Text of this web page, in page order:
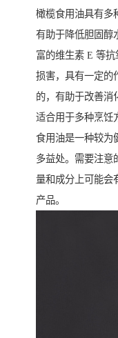
橄榄食用油具有多
有助于降低胆固醇
富的维生素 E 等
损害，具有一定的
的，有助于改善消
适合用于多种烹饪
食用油是一种较为
多益处。需要注意
量和成分上可能会
产品。